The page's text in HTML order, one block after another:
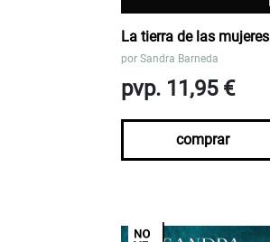
La tierra de las mujeres
por Sandra Barneda
pvp. 11,95 €
comprar